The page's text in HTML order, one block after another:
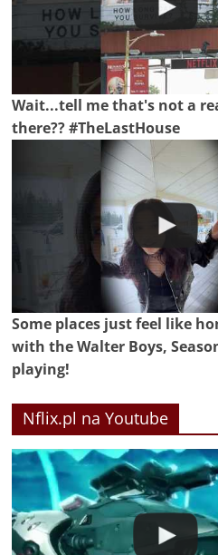
Wait...tell me that's not a
there?? #TheLastHouse
Some places just feel like
with the Walter Boys,
playing!
Nflix.pl na Youtube